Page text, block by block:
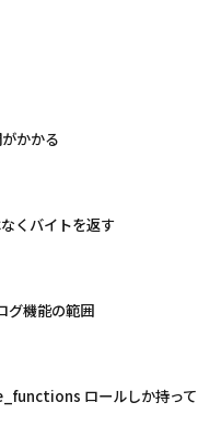
かかる
くバイトを返す
グ機能の範囲
ロールしか持って